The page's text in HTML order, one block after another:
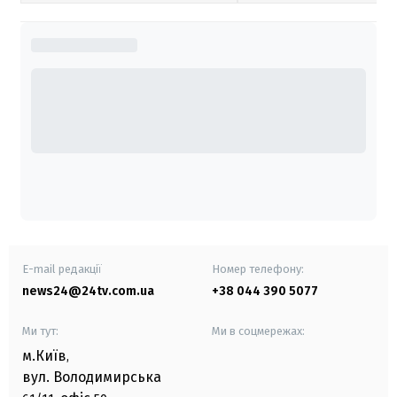
E-mail редакції
news24@24tv.com.ua
Номер телефону:
+38 044 390 5077
Ми тут:
м.Київ,
вул. Володимирська
Ми в соцмережах: